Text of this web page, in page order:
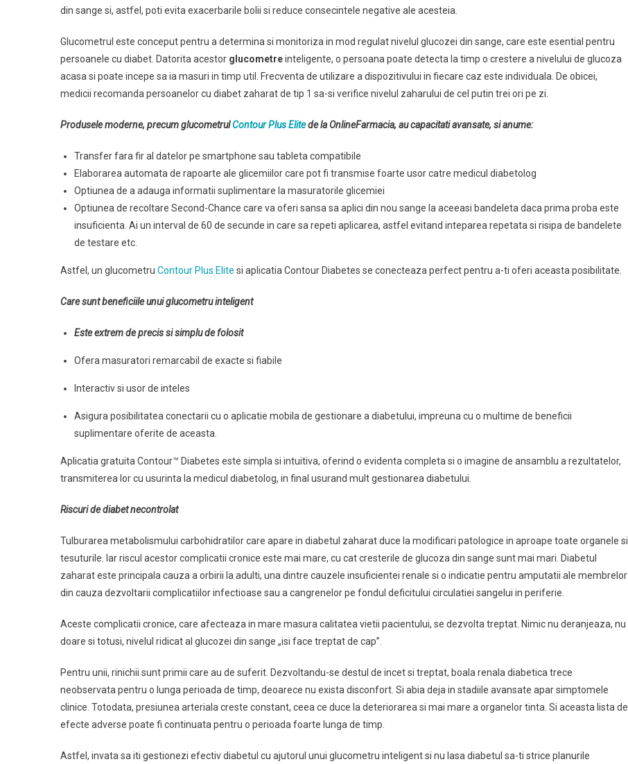
din sange si, astfel, poti evita exacerbarile bolii si reduce consecintele negative ale acesteia.
Glucometrul este conceput pentru a determina si monitoriza in mod regulat nivelul glucozei din sange, care este esential pentru
persoanele cu diabet. Datorita acestor glucometreinteligente, o persoana poate detecta la timp o crestere a nivelului de glucoza
acasa si poate incepe sa ia masuri in timp util. Frecventa de utilizare a dispozitivului in fiecare caz este individuala. De obicei,
medicii recomanda persoanelor cu diabet zaharat de tip 1 sa-si verifice nivelul zaharului de cel putin trei ori pe zi.
Produsele moderne, precum glucometrulContour Plus Elitede la OnlineFarmacia, au capacitati avansate, si anume:
Transfer fara fir al datelor pe smartphone sau tableta compatibile
Elaborarea automata de rapoarte ale glicemiilor care pot fi transmise foarte usor catre medicul diabetolog
Optiunea de a adauga informatii suplimentare la masuratorile glicemiei
Optiunea de recoltare Second-Chance care va oferi sansa sa aplici din nou sange la aceeasi bandeleta daca prima proba este
insuficienta. Ai un interval de 60 de secunde in care sa repeti aplicarea, astfel evitand inteparea repetata si risipa de bandelete
de testare etc.
Astfel, un glucometru Contour Plus Elite si aplicatia Contour Diabetes se conecteaza perfect pentru a-ti oferi aceasta posibilitate.
Care sunt beneficiile unui glucometru inteligent
Este extrem de precis si simplu de folosit
Ofera masuratori remarcabil de exacte si fiabile
Interactiv si usor de inteles
Asigura posibilitatea conectarii cu o aplicatie mobila de gestionare a diabetului, impreuna cu o multime de beneficii
suplimentare oferite de aceasta.
Aplicatia gratuita Contour™ Diabetes este simpla si intuitiva, oferind o evidenta completa si o imagine de ansamblu a rezultatelor,
transmiterea lor cu usurinta la medicul diabetolog, in final usurand mult gestionarea diabetului.
Riscuri de diabet necontrolat
Tulburarea metabolismului carbohidratilor care apare in diabetul zaharat duce la modificari patologice in aproape toate organele si
tesuturile. Iar riscul acestor complicatii cronice este mai mare, cu cat cresterile de glucoza din sange sunt mai mari. Diabetul
zaharat este principala cauza a orbirii la adulti, una dintre cauzele insuficientei renale si o indicatie pentru amputatii ale membrelor
din cauza dezvoltarii complicatiilor infectioase sau a cangrenelor pe fondul deficitului circulatiei sangelui in periferie.
Aceste complicatii cronice, care afecteaza in mare masura calitatea vietii pacientului, se dezvolta treptat. Nimic nu deranjeaza, nu
doare si totusi, nivelul ridicat al glucozei din sange „isi face treptat de cap”.
Pentru unii, rinichii sunt primii care au de suferit. Dezvoltandu-se destul de incet si treptat, boala renala diabetica trece
neobservata pentru o lunga perioada de timp, deoarece nu exista disconfort. Si abia deja in stadiile avansate apar simptomele
clinice. Totodata, presiunea arteriala creste constant, ceea ce duce la deteriorarea si mai mare a organelor tinta. Si aceasta lista de
efecte adverse poate fi continuata pentru o perioada foarte lunga de timp.
Astfel, invata sa iti gestionezi efectiv diabetul cu ajutorul unui glucometru inteligent si nu lasa diabetul sa-ti strice planurile